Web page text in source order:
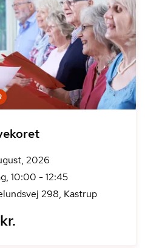
2026
10:00 - 12:45
298, Kastrup